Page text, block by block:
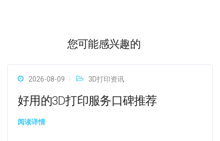
您可能感兴趣的
2026-08-09 3D打印资讯
好用的3D打印服务口碑推荐
阅读详情